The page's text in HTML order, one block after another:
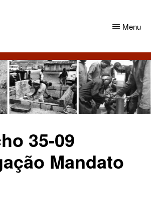
Menu
35-09
Mandato